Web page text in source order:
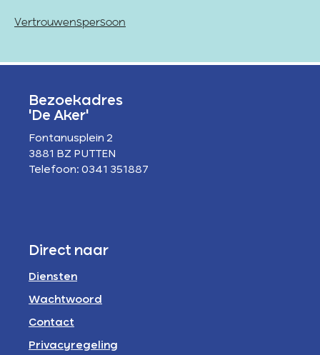
Vertrouwenspersoon
Bezoekadres
'De Aker'
Fontanusplein 2
3881 BZ PUTTEN
Telefoon: 0341 351887
Direct naar
Diensten
Wachtwoord
Contact
Privacyregeling